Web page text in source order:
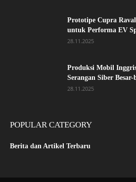
Prototipe Cupra
untuk Performa EV
28.11.2025
Produksi Mobil
Serangan Siber
28.11.2025
POPULAR CATEGORY
Berita dan Artikel Terbaru